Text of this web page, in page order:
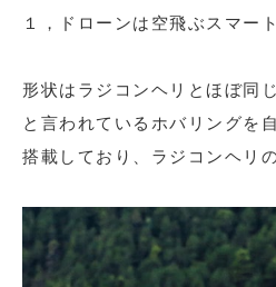
１，ドローンは空飛ぶスマー
形状はラジコンヘリとほぼ同
と言われているホバリングを
搭載しており、ラジコンヘリ